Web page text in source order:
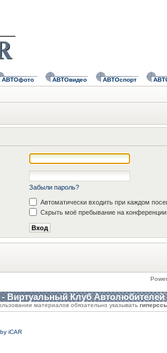
АВТОфото АВТОвидео АВТОспорт
Забыли пароль?
Автоматически входить при каждом
Скрыть моё пребывание на конференции
- Виртуальный Клуб Автолюбителей
материалов обязательно указывать